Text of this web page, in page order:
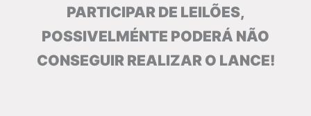
PARTICIPAR DE LEILÕES,
POSSIVELMÉNTE PODERÁ NÃO
CONSEGUIR REALIZAR O LANCE!